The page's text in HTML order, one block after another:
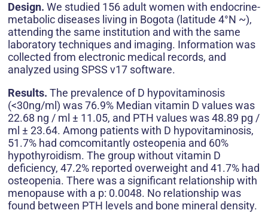
Design. We studied 156 adult women with endocrine-
metabolic diseases living in Bogota (latitude 4°N ~),
attending the same institution and with the same
laboratory techniques and imaging. Information was
collected from electronic medical records, and
analyzed using SPSS v17 software.
Results. The prevalence of D hypovitaminosis
(<30ng/ml) was 76.9% Median vitamin D values was
22.68 ng / ml ± 11.05, and PTH values was 48.89 pg /
ml ± 23.64. Among patients with D hypovitaminosis,
51.7% had comcomitantly osteopenia and 60%
hypothyroidism. The group without vitamin D
deficiency, 47.2% reported overweight and 41.7% had
osteopenia. There was a significant relationship with
menopause with a p: 0.0048. No relationship was
found between PTH levels and bone mineral density.